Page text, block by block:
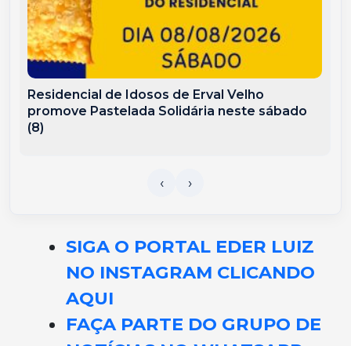
Residencial de Idosos de Erval Velho
promove Pastelada Solidária neste sábado
(8)
SIGA O PORTAL EDER LUIZ
NO INSTAGRAM CLICANDO
AQUI
FAÇA PARTE DO GRUPO DE